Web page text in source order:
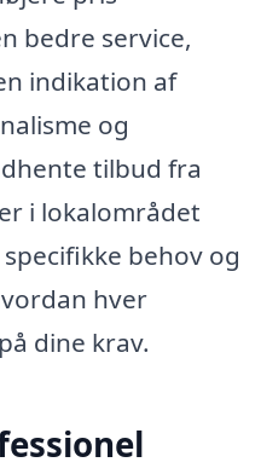
bedre service,
indikation af
og
tilbud fra
i lokalområdet
behov og
hver
dine krav.